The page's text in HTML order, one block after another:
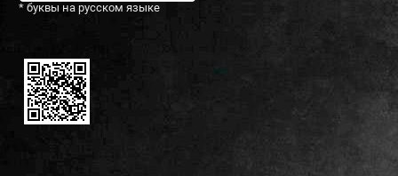
* буквы на русском языке